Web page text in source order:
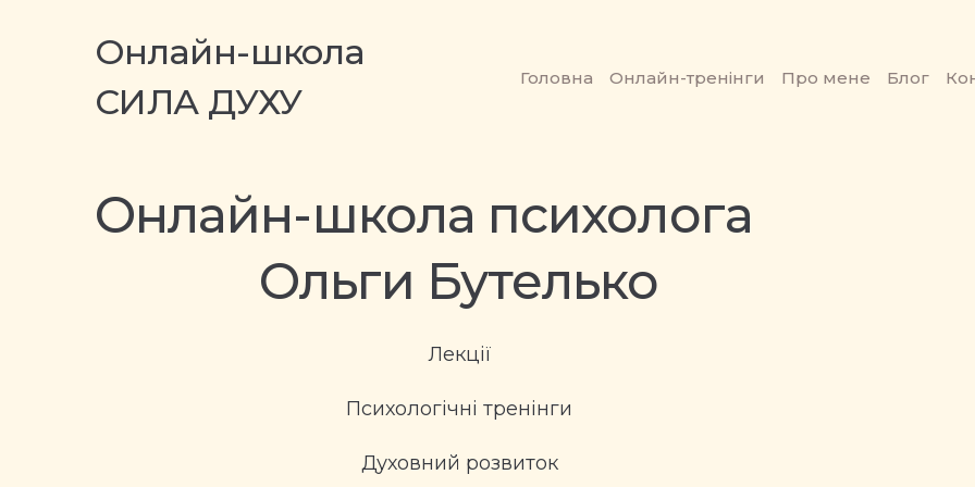
Онлайн-школа
СИЛА ДУХУ
Головна Онлайн-тренінги Про мене Блог
Онлайн-школа психолога
Ольги Бутелько
Лекції
Психологічні тренінги
Духовний розвиток